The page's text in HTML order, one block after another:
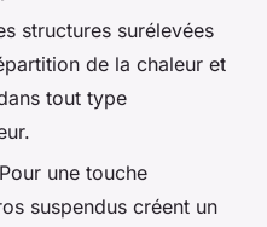
structures surélevées
de la chaleur et
tout type
une touche
suspendus créent un